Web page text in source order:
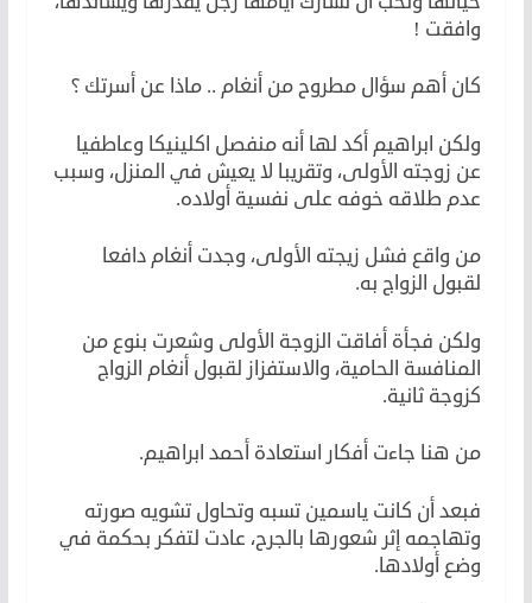
وافقت !
كان أهم سؤال مطروح من أنغام .. ماذا عن أسرتك ؟
ولكن ابراهيم أكد لها أنه منفصل اكلينيكا وعاطفيا
عن زوجته الأولى، وتقريبا لا يعيش في المنزل، وسبب
عدم طلاقه خوفه على نفسية أولاده.
من واقع فشل زيجته الأولى، وجدت أنغام دافعا
لقبول الزواج به.
ولكن فجأة أفاقت الزوجة الأولى وشعرت بنوع من
المنافسة الحامية، والاستفزاز لقبول أنغام الزواج
كزوجة ثانية.
من هنا جاءت أفكار استعادة أحمد ابراهيم.
فبعد أن كانت ياسمين تسبه وتحاول تشويه صورته
وتهاجمه إثر شعورها بالجرح، عادت لتفكر بحكمة في
وضع أولادها.